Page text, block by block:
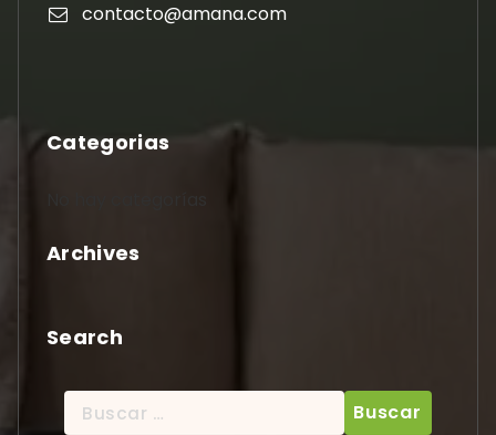
contacto@amana.com
Categorias
Archives
Search
Buscar: